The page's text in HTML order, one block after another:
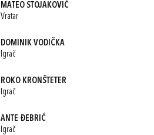
MATEO STOJAKOVIĆ
Vratar
DOMINIK VODIČKA
Igrač
ROKO KRONŠTETER
Igrač
ANTE ĐEBRIĆ
Igrač